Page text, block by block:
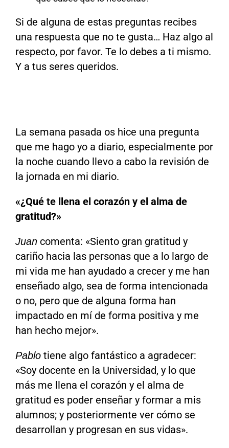
Si de alguna de estas preguntas recibes
una respuesta que no te gusta… Haz algo al
respecto, por favor. Te lo debes a ti mismo.
Y a tus seres queridos.
La semana pasada os hice una pregunta
que me hago yo a diario, especialmente por
la noche cuando llevo a cabo la revisión de
la jornada en mi diario.
«¿Qué te llena el corazón y el alma de
gratitud?»
Juancomenta: «Siento gran gratitud y
cariño hacia las personas que a lo largo de
mi vida me han ayudado a crecer y me han
enseñado algo, sea de forma intencionada
o no, pero que de alguna forma han
impactado en mí de forma positiva y me
han hecho mejor».
Pablotiene algo fantástico a agradecer:
«Soy docente en la Universidad, y lo que
más me llena el corazón y el alma de
gratitud es poder enseñar y formar a mis
alumnos; y posteriormente ver cómo se
desarrollan y progresan en sus vidas».